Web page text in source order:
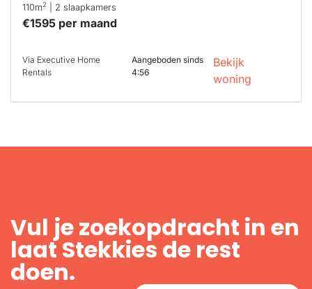
110m2 | 2 slaapkamers
€1595 per maand
Via Executive Home
Rentals
Aangeboden sinds
4:56
Bekijk
woning
Vul je zoekopdracht in en
laat Stekkies de rest
doen.